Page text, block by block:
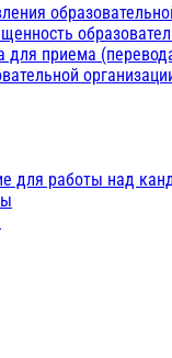
для приема
для работы над